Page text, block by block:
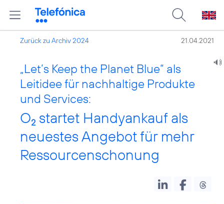
Zurück zu Archiv 2024 21.04.2021
„Let’s Keep the Planet Blue“ als
Leitidee für nachhaltige Produkte
und Services:
O2 startet Handyankauf als
neuestes Angebot für mehr
Ressourcenschonung